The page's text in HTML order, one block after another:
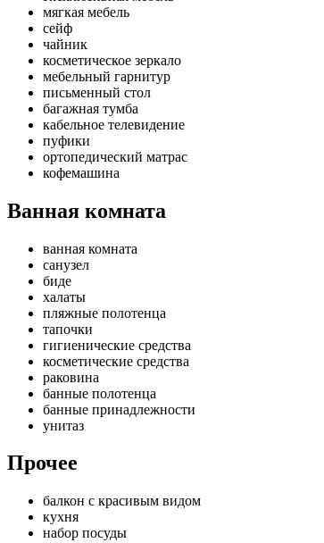
мягкая мебель
сейф
чайник
косметическое зеркало
мебельный гарнитур
письменный стол
багажная тумба
кабельное телевидение
пуфики
ортопедический матрас
кофемашина
Ванная комната
ванная комната
санузел
биде
халаты
пляжные полотенца
тапочки
гигиенические средства
косметические средства
раковина
банные полотенца
банные принадлежности
унитаз
Прочее
балкон с красивым видом
кухня
набор посуды